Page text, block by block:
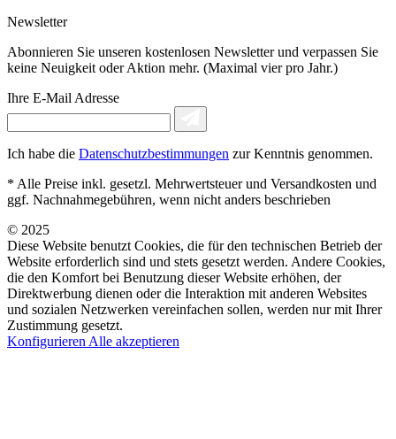
Newsletter
Abonnieren Sie unseren kostenlosen Newsletter und verpassen Sie
keine Neuigkeit oder Aktion mehr. (Maximal vier pro Jahr.)
Ihre E-Mail Adresse
Ich habe die Datenschutzbestimmungen zur Kenntnis genommen.
* Alle Preise inkl. gesetzl. Mehrwertsteuer und Versandkosten und
ggf. Nachnahmegebühren, wenn nicht anders beschrieben
© 2025
Diese Website benutzt Cookies, die für den technischen Betrieb der
Website erforderlich sind und stets gesetzt werden. Andere Cookies,
die den Komfort bei Benutzung dieser Website erhöhen, der
Direktwerbung dienen oder die Interaktion mit anderen Websites
und sozialen Netzwerken vereinfachen sollen, werden nur mit Ihrer
Zustimmung gesetzt.
Konfigurieren Alle akzeptieren